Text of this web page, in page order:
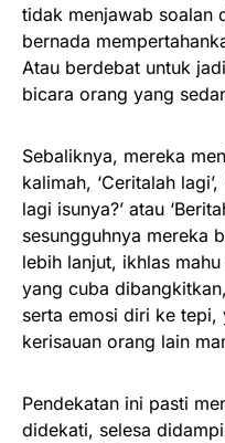
tidak menjawab soalan
bernada
Atau berdebat untuk
bicara orang yang
Sebaliknya, mereka
kalimah, ‘Ceritalah
lagi isunya?’ atau
sesungguhnya mereka
lebih lanjut, ikhlas
yang cuba
serta emosi diri ke tepi,
kerisauan orang lain
Pendekatan ini pasti
didekati, selesa